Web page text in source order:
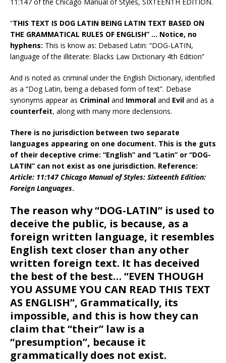
“THIS TEXT IS DOG LATIN BEING LATIN TEXT BASED ON
THE GRAMMATICAL RULES OF ENGLISH” … Notice, no
hyphens: This is know as: Debased Latin: “DOG-LATIN,
language of the illiterate: Blacks Law Dictionary 4th Edition”
And is noted as criminal under the English Dictionary, identified
as a “Dog Latin, being a debased form of text”. Debase
synonyms appear as Criminal and Immoral and Evil and as a
counterfeit, along with many more declensions.
There is no jurisdiction between two separate
languages appearing on one document. This is the guts
of their deceptive crime: “English” and “Latin” or “DOG-
LATIN” can not exist as one jurisdiction. Reference:
Article: 11:147 Chicago Manual of Styles: Sixteenth Edition:
Foreign Languages.
The reason why “DOG-LATIN” is used to
deceive the public, is because, as a
foreign written language, it resembles
English text closer than any other
written foreign text. It has deceived
the best of the best… “EVEN THOUGH
YOU ASSUME YOU CAN READ THIS TEXT
AS ENGLISH”, Grammatically, its
impossible, and this is how they can
claim that “their” law is a
“presumption”, because it
grammatically does not exist.